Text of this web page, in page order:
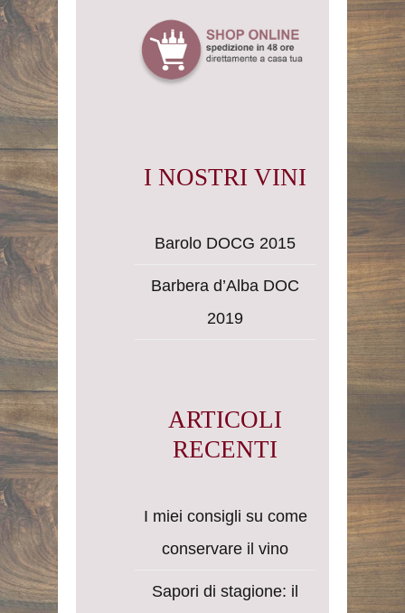
I NOSTRI VINI
Barolo DOCG 2015
Barbera d’Alba DOC
2019
ARTICOLI
RECENTI
I miei consigli su come
conservare il vino
Sapori di stagione: il